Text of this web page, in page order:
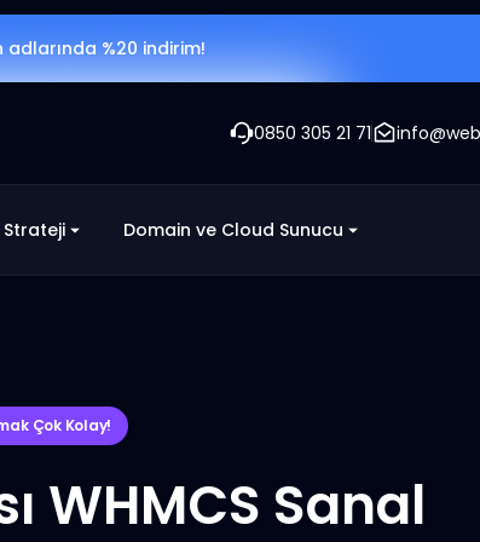
adlarında %20 indirim!
0850 305 21 71
Strateji Domain ve Cloud Sunucu
Çok Kolay!
WHMCS Sanal